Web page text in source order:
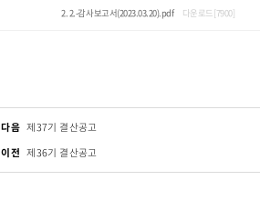
2.-감사보고서(2023.03.20).pdf
다운로드[7900]
다음 제37기 결산공고
이전제36기 결산공고